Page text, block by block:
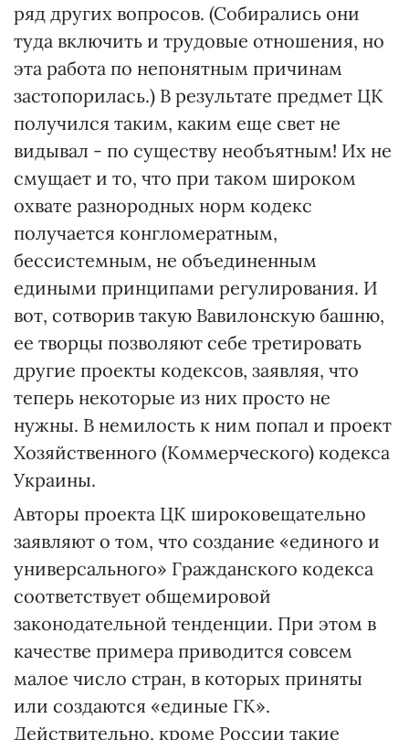
ряд других вопросов. (Собирались они
туда включить и трудовые отношения, но
эта работа по непонятным причинам
застопорилась.) В результате предмет ЦК
получился таким, каким еще свет не
видывал - по существу необъятным! Их не
смущает и то, что при таком широком
охвате разнородных норм кодекс
получается конгломератным,
бессистемным, не объединенным
едиными принципами регулирования. И
вот, сотворив такую Вавилонскую башню,
ее творцы позволяют себе третировать
другие проекты кодексов, заявляя, что
теперь некоторые из них просто не
нужны. В немилость к ним попал и проект
Хозяйственного (Коммерческого) кодекса
Украины.
Авторы проекта ЦК широковещательно
заявляют о том, что создание «единого и
универсального» Гражданского кодекса
соответствует общемировой
законодательной тенденции. При этом в
качестве примера приводится совсем
малое число стран, в которых приняты
или создаются «единые ГК».
Действительно, кроме России такие